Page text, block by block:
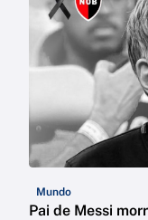
Mundo
Pai de Messi